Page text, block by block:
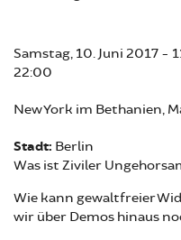
Samstag, 10. Juni 2017 -
22:00
New York im Bethanien,
Stadt: Berlin
Was ist Ziviler
Wie kann gewaltfreier
wir über Demos hinaus